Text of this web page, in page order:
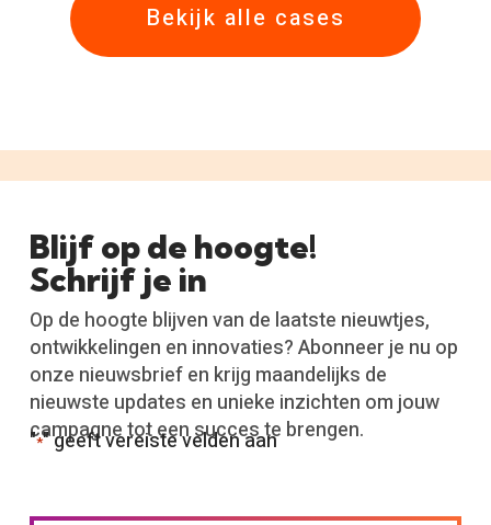
Bekijk alle cases
Blijf op de hoogte!
Schrijf je in
Op de hoogte blijven van de laatste nieuwtjes,
ontwikkelingen en innovaties? Abonneer je nu op
onze nieuwsbrief en krijg maandelijks de
nieuwste updates en unieke inzichten om jouw
campagne tot een succes te brengen.
"*" geeft vereiste velden aan